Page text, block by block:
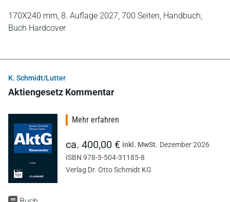
170X240 mm, 8. Auflage 2027, 700 Seiten, Handbuch,
Buch Hardcover
K. Schmidt/Lutter
Aktiengesetz Kommentar
Mehr erfahren
ca. 400,00 € inkl. MwSt. Dezember 2026
ISBN 978-3-504-31185-8
Verlag Dr. Otto Schmidt KG